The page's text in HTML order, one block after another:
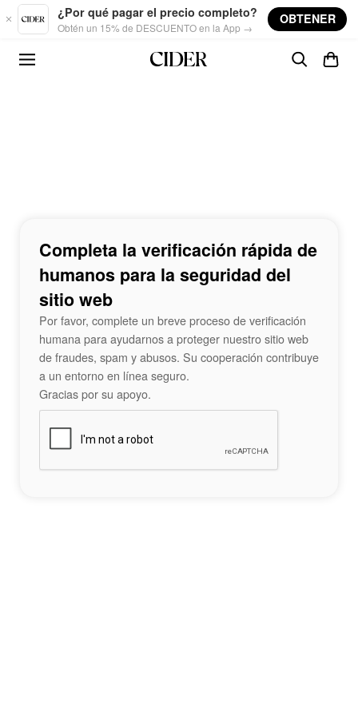
Skip to main content
¿Por qué pagar el precio completo?
Obtén un 15% de DESCUENTO en la App →
OBTENER
Completa la verificación rápida de
humanos para la seguridad del
sitio web
Por favor, complete un breve proceso de verificación
humana para ayudarnos a proteger nuestro sitio web
de fraudes, spam y abusos. Su cooperación contribuye
a un entorno en línea seguro.
Gracias por su apoyo.